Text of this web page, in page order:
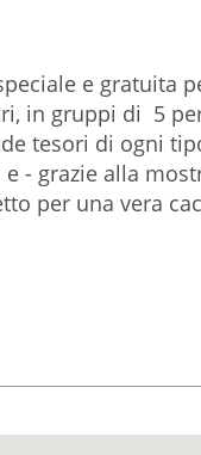
e gratuita
in gruppi di 5
tesori di ogni
- grazie alla
per una vera